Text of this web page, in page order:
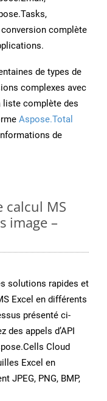
complète
de types de
complexes avec
liste complète des
Aspose.Total
de
calcul MS
image –
solutions rapides et
Excel en différents
présenté ci-
des appels d’API
Cloud
Excel en
JPEG, PNG, BMP,